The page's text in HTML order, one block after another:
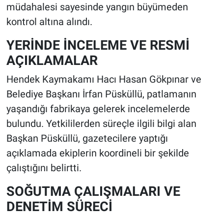
müdahalesi sayesinde yangın büyümeden
kontrol altına alındı.
YERİNDE İNCELEME VE RESMİ
AÇIKLAMALAR
Hendek Kaymakamı Hacı Hasan Gökpınar ve
Belediye Başkanı İrfan Püsküllü, patlamanın
yaşandığı fabrikaya gelerek incelemelerde
bulundu. Yetkililerden süreçle ilgili bilgi alan
Başkan Püsküllü, gazetecilere yaptığı
açıklamada ekiplerin koordineli bir şekilde
çalıştığını belirtti.
SOĞUTMA ÇALIŞMALARI VE
DENETİM SÜRECİ